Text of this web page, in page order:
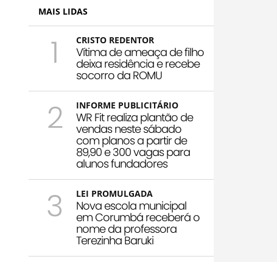
MAIS LIDAS
1 CRISTO REDENTOR
Vítima de ameaça de filho
deixa residência e recebe
socorro da ROMU
2 INFORME PUBLICITÁRIO
WR Fit realiza plantão de
vendas neste sábado
com planos a partir de
89,90 e 300 vagas para
alunos fundadores
3 LEI PROMULGADA
Nova escola municipal
em Corumbá receberá o
nome da professora
Terezinha Baruki